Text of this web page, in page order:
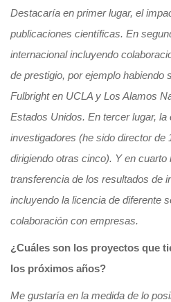
Destacaría en primer lugar, el
publicaciones científicas. En
internacional incluyendo
de prestigio, por ejemplo habiendo
Fulbright en UCLA y Los Alamos
Estados Unidos. En tercer lugar,
investigadores (he sido director de
dirigiendo otras cinco). Y en cuarto
transferencia de los resultados de
incluyendo la licencia de diferente
colaboración con empresas.
¿Cuáles son los proyectos que
los próximos años?
Me gustaría en la medida de lo